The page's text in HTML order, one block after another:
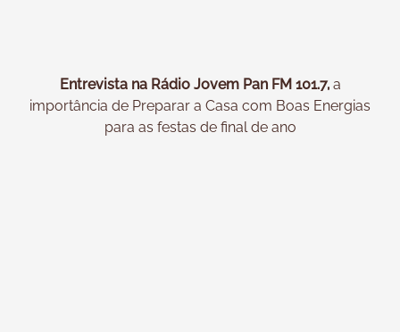
Entrevista na Rádio Jovem Pan FM 101.7,a
importância de Preparar a Casa com Boas Energias
para as festas de final de ano